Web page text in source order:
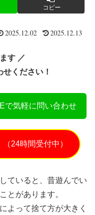
コピー
2025.12.02 2025.12.13
す ／
ください！
で気軽に問い合わせ
24時間受付中）
ていると、昔遊んでい
とがあります。
よって捨て方が大きく